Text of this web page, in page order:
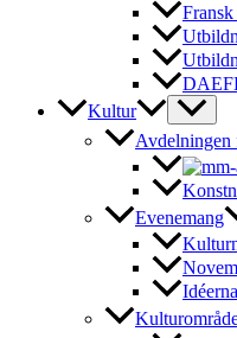
Fransk
Kultur
Evenemang